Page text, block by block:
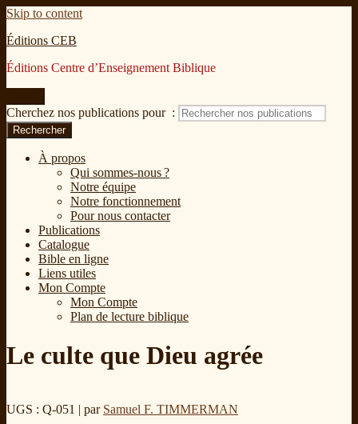
Skip to content
Éditions CEB
Éditions Centre d’Enseignement Biblique
Cherchez nos publications pour :
Rechercher
À propos
Qui sommes-nous ?
Notre équipe
Notre fonctionnement
Pour nous contacter
Publications
Catalogue
Bible en ligne
Liens utiles
Mon Compte
Mon Compte
Plan de lecture biblique
Le culte que Dieu agrée
UGS : Q-051 | par Samuel F. TIMMERMAN